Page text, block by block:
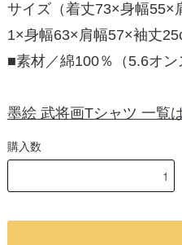
サイズ（着丈73×身幅55×
1×身幅63×肩幅57×袖丈
■素材／綿100％（5.6オン
墨絵 武将画Tシャツ 一覧
購入数